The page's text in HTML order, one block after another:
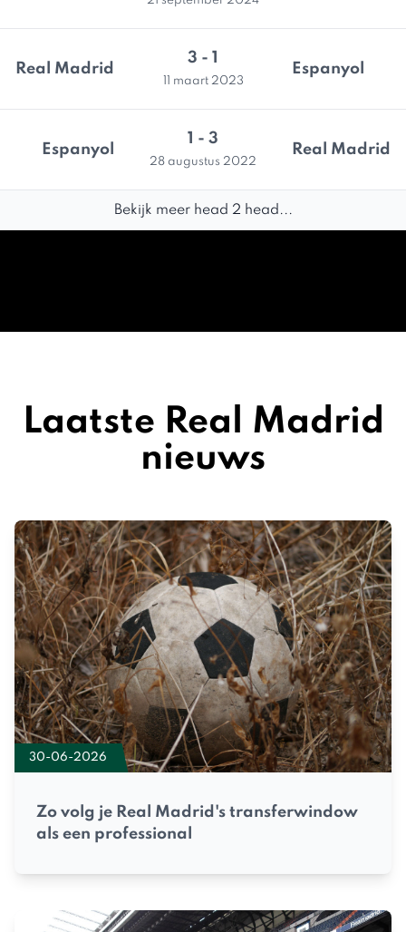
Real Madrid
3 - 1
11 maart 2023
Espanyol
Espanyol
1 - 3
28 augustus 2022
Real Madrid
Bekijk meer head 2 head...
Laatste Real Madrid
nieuws
30-06-2026
Zo volg je Real Madrid's transferwindow
als een professional